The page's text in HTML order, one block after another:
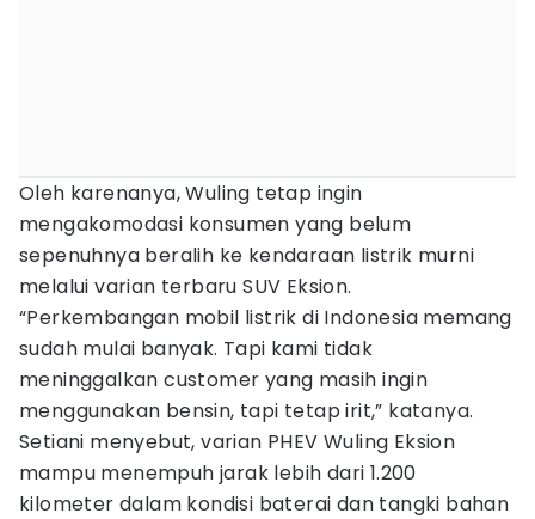
Oleh karenanya, Wuling tetap ingin
mengakomodasi konsumen yang belum
sepenuhnya beralih ke kendaraan listrik murni
melalui varian terbaru SUV Eksion.
“Perkembangan mobil listrik di Indonesia memang
sudah mulai banyak. Tapi kami tidak
meninggalkan customer yang masih ingin
menggunakan bensin, tapi tetap irit,” katanya.
Setiani menyebut, varian PHEV Wuling Eksion
mampu menempuh jarak lebih dari 1.200
kilometer dalam kondisi baterai dan tangki bahan